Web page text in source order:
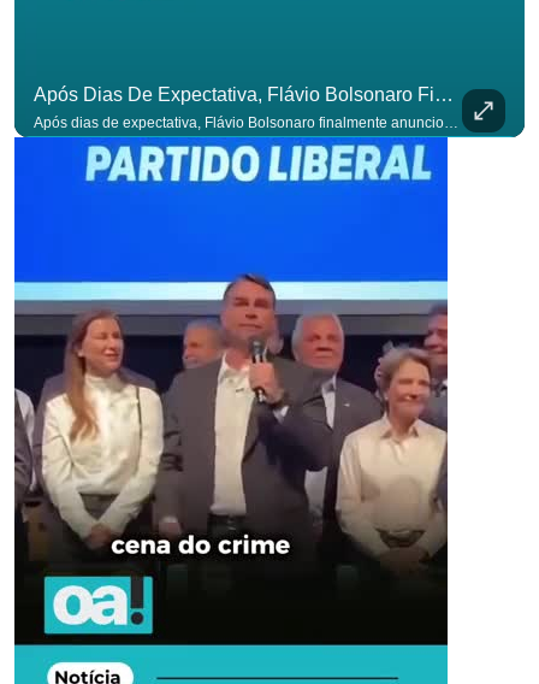
Após Dias De Expectativa, Flávio Bolsonaro Finalmente Anunciou Seu Vice. #OAntagonista